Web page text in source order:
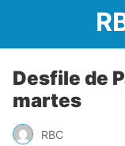
Desfile de
martes
RBC